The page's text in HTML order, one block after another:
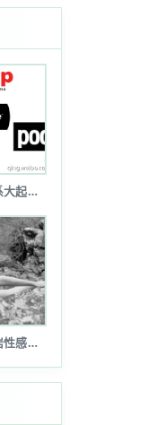
全球户外品牌体系大起底(图文详解)
女子裸体户外攀岩性感诱惑令人瞠目(图...